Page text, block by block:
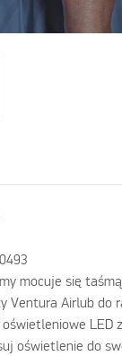
mocuje się
Ventura Airlub do
LED
oświetlenie do